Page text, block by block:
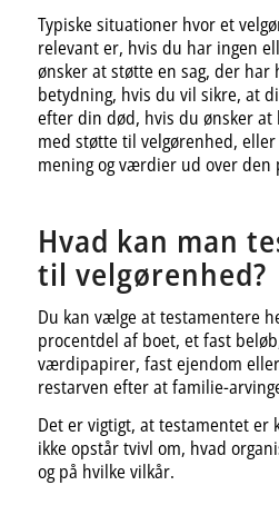
Typiske situationer hvor et
relevant er, hvis du har ingen
ønsker at støtte en sag, der
betydning, hvis du vil sikre, at
efter din død, hvis du ønsker
med støtte til velgørenhed,
mening og værdier ud over den
Hvad kan man
til velgørenhed?
Du kan vælge at testamentere
procentdel af boet, et fast
værdipapirer, fast ejendom
restarven efter at familie-
Det er vigtigt, at testamentet
ikke opstår tvivl om, hvad
og på hvilke vilkår.